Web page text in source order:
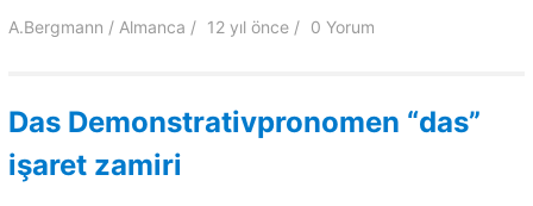
A.Bergmann Almanca 12 yılönce 0 Yorum
Das Demonstrativpronomen “das”
işaret zamiri